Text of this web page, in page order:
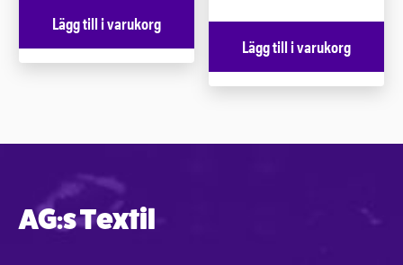
Lägg till i varukorg
Lägg till i varukorg
AG:s Textil